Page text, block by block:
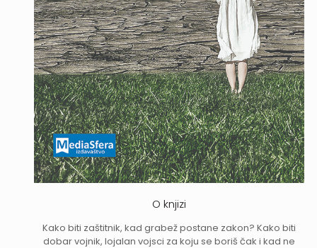
O knjizi
Kako biti zaštitnik, kad grabež postane zakon? Kako biti
dobar vojnik, lojalan vojsci za koju se boriš čak i kad ne